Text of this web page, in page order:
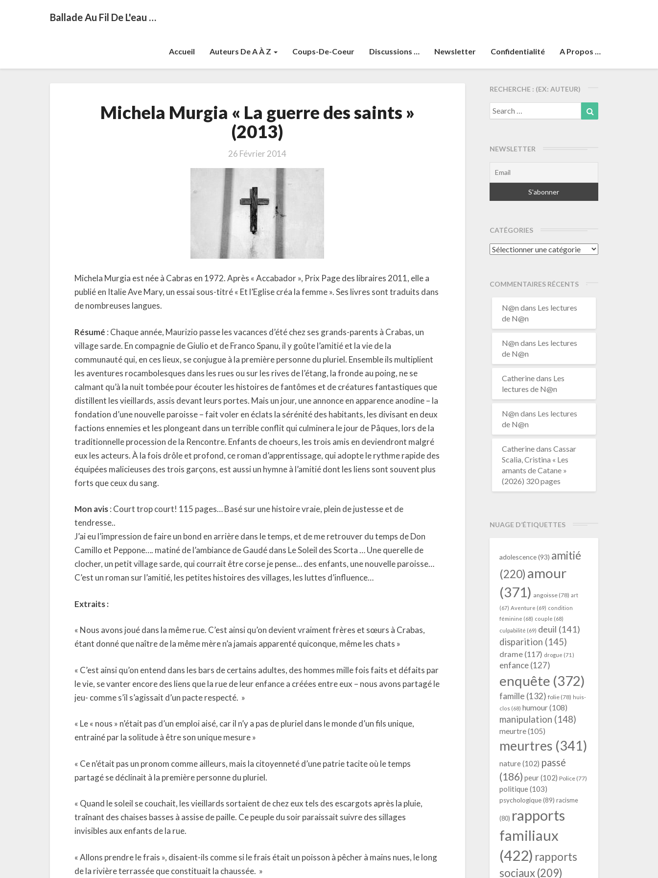
Ballade Au Fil De L'eau …
Accueil Auteurs De A À Z Coups-De-Coeur Discussions … Newsletter Confidentialité A Propos …
Murgia
« La
guerre
saints »
Michela Murgia « La guerre des saints »
(2013)
26 Février 2014
Michela Murgia est née à Cabras en 1972. Après « Accabador », Prix Page des libraires 2011, elle a
publié en Italie Ave Mary, un essai sous-titré « Et l’Eglise créa la femme ». Ses livres sont traduits dans
de nombreuses langues.
Résumé : Chaque année, Maurizio passe les vacances d’été chez ses grands-parents à Crabas, un
village sarde. En compagnie de Giulio et de Franco Spanu, il y goûte l’amitié et la vie de la
communauté qui, en ces lieux, se conjugue à la première personne du pluriel. Ensemble ils multiplient
les aventures rocambolesques dans les rues ou sur les rives de l’étang, la fronde au poing, ne se
calmant qu’à la nuit tombée pour écouter les histoires de fantômes et de créatures fantastiques que
distillent les vieillards, assis devant leurs portes. Mais un jour, une annonce en apparence anodine – la
fondation d’une nouvelle paroisse – fait voler en éclats la sérénité des habitants, les divisant en deux
factions ennemies et les plongeant dans un terrible conflit qui culminera le jour de Pâques, lors de la
traditionnelle procession de la Rencontre. Enfants de choeurs, les trois amis en deviendront malgré
eux les acteurs. À la fois drôle et profond, ce roman d’apprentissage, qui adopte le rythme rapide des
équipées malicieuses des trois garçons, est aussi un hymne à l’amitié dont les liens sont souvent plus
forts que ceux du sang.
Mon avis: Court trop court! 115 pages… Basé sur une histoire vraie, plein de justesse et de
tendresse..
J’ai eu l’impression de faire un bond en arrière dans le temps, et de me retrouver du temps de Don
Camillo et Peppone…. matiné de l’ambiance de Gaudé dans Le Soleil des Scorta … Une querelle de
clocher, un petit village sarde, qui courrait être corse je pense… des enfants, une nouvelle paroisse…
C’est un roman sur l’amitié, les petites histoires des villages, les luttes d’influence…
Extraits :
« Nous avons joué dans la même rue. C’est ainsi qu’on devient vraiment frères et sœurs à Crabas,
étant donné que naître de la même mère n’a jamais apparenté quiconque, même les chats »
« C’est ainsi qu’on entend dans les bars de certains adultes, des hommes mille fois faits et défaits par
le vie, se vanter encore des liens que la rue de leur enfance a créées entre eux – nous avons partagé le
jeu- comme s’il s’agissait d’un pacte respecté. »
« Le « nous » n’était pas d’un emploi aisé, car il n’y a pas de pluriel dans le monde d’un fils unique,
entrainé par la solitude à être son unique mesure »
« Ce n’était pas un pronom comme ailleurs, mais la citoyenneté d’une patrie tacite où le temps
partagé se déclinait à la première personne du pluriel.
« Quand le soleil se couchait, les vieillards sortaient de chez eux tels des escargots après la pluie,
traînant des chaises basses à assise de paille. Ce peuple du soir paraissait suivre des sillages
invisibles aux enfants de la rue.
« Allons prendre le frais », disaient-ils comme si le frais était un poisson à pêcher à mains nues, le long
de la rivière terrassée que constituait la chaussée. »
RECHERCHE : (EX: AUTEUR)
Search
for:
NEWSLETTER
CATÉGORIES
Catégories
COMMENTAIRES RÉCENTS
N@n dans Les lectures
de N@n
N@n dans Les lectures
de N@n
Catherinedans Les
lectures de N@n
N@n dans Les lectures
de N@n
Catherinedans Cassar
Scalia, Cristina « Les
amants de Catane »
(2026) 320 pages
NUAGE D’ÉTIQUETTES
adolescence(93) amitié
(220) amour
(371) angoisse(78) art
(67) Aventure (69) condition
féminine (68) couple (68)
culpabilité (69) deuil (141)
disparition (145)
drame(117) drogue (71)
enfance(127)
enquête (372)
famille (132) folie(78) huis-
clos (68) humour(108)
manipulation (148)
meurtre(105)
meurtres (341)
nature(102) passé
(186) peur(102) Police(77)
politique(103)
psychologique(89) racisme
(80) rapports
familiaux
(422) rapports
sociaux(209)